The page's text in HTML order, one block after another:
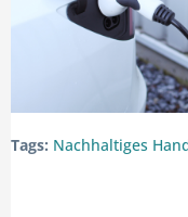
Tags: Nachhaltiges